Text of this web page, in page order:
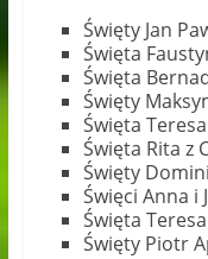
Święty Jan
Święta
Święta
Święty
Święta
Święta Rita z
Święty
Święci Anna i
Święta
Święty Piotr